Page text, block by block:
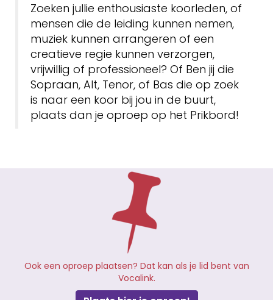
Zoeken jullie enthousiaste koorleden, of
mensen die de leiding kunnen nemen,
muziek kunnen arrangeren of een
creatieve regie kunnen verzorgen,
vrijwillig of professioneel? Of Ben jij die
Sopraan, Alt, Tenor, of Bas die op zoek
is naar een koor bij jou in de buurt,
plaats dan je oproep op het Prikbord!
Ook een oproep plaatsen? Dat kan als je lid bent van
Vocalink.